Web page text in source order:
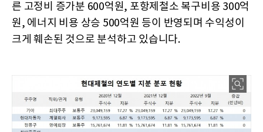
른 고정비 증가분 600억원, 포항제철소 복구비용 300억
원, 에너지 비용 상승 500억원 등이 반영되며 수익성이
크게 훼손된 것으로 분석하고 있습니다.